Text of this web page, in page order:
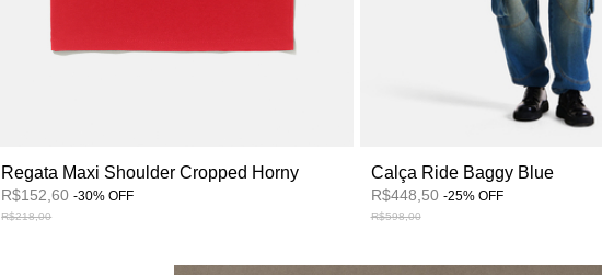
Regata Maxi Shoulder Cropped Horny
R$152,60-30%OFF
R$218,00
Calça Ride Baggy Blue
R$448,50 -25% OFF
R$598,00